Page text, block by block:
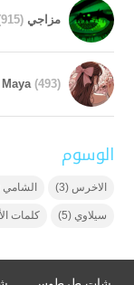
مزاجي (915)
Maya (493)
الوسوم
الاخرس (3) الشامي
سيلاوي (5) كلمات